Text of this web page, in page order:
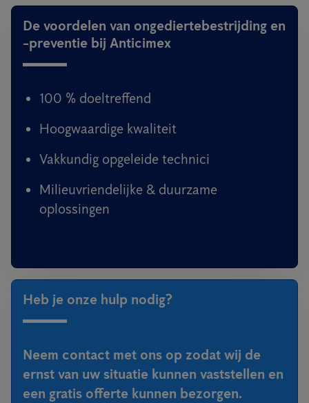
De voordelen van ongediertebestrijding en
-preventie bij Anticimex
100 % doeltreffend
Hoogwaardige kwaliteit
Vakkundig opgeleide technici
Milieuvriendelijke & duurzame
oplossingen
Heb je onze hulp nodig?
Neem contact met ons op zodat wij de
ernst van uw situatie kunnen vaststellen en
een gratis offerte kunnen bezorgen.